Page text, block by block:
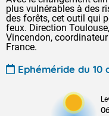
plus vulnérables à des
des forêts, cet outil qui
feux. Direction
Vincendon,
France.
Ephéméride du 10